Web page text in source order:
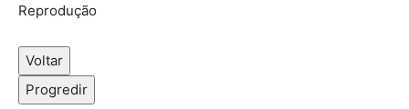
Reprodução
Voltar
Progredir